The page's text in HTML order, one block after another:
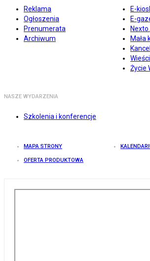
Reklama
Ogłoszenia
Prenumerata
Archiwum
E-
E-
Mała
Życie
NASZE WYDARZENIA
Szkolenia i konferencje
MAPA STRONY
OFERTA PRODUKTOWA